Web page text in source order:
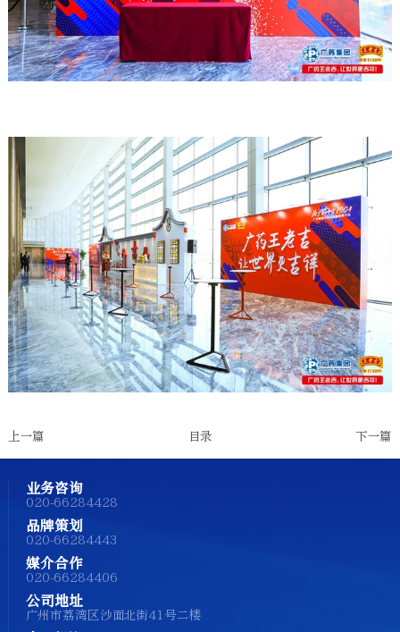
上一篇 目录 下一篇
业务咨询
020-66284428
品牌策划
020-66284443
媒介合作
020-66284406
公司地址
广州市荔湾区沙面北街41号二楼